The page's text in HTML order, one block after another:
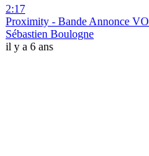
2:17
Proximity - Bande Annonce VO
Sébastien Boulogne
il y a 6 ans